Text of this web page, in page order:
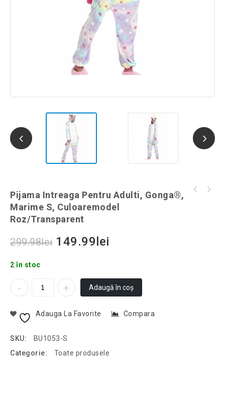
Pijama Intreaga Pentru Adulti, Gonga®,
Marime S, Culoaremodel
Roz/Transparent
299.98lei 149.99lei
2 în stoc
Adaugă în coș
Adauga La Favorite Compara
SKU:
BU1053-S
Categorie:
Toate produsele